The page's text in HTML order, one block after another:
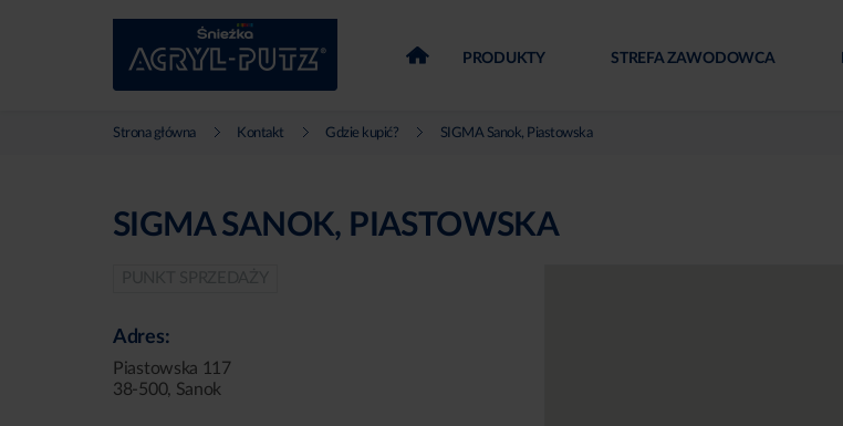
PRODUKTY STREFA ZAWODOWCA
Strona główna Kontakt Gdzie kupić? SIGMA Sanok, Piastowska
SIGMA SANOK, PIASTOWSKA
Adres:
Piastowska 117
38-500, Sanok